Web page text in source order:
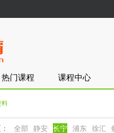
热门课程 课程中心
料
全部 静安 长宁 浦东 徐汇